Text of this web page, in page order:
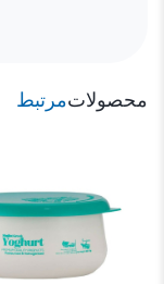
انتخابی
"آقای
محصولاتمرتبط